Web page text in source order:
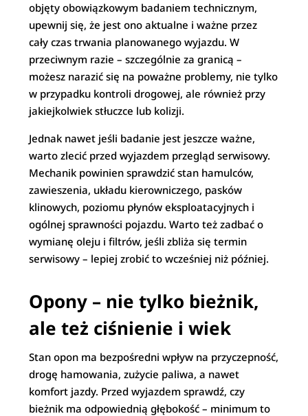
objęty obowiązkowym badaniem technicznym,
upewnij się, że jest ono aktualne i ważne przez
cały czas trwania planowanego wyjazdu. W
przeciwnym razie – szczególnie za granicą –
możesz narazić się na poważne problemy, nie tylko
w przypadku kontroli drogowej, ale również przy
jakiejkolwiek stłuczce lub kolizji.
Jednak nawet jeśli badanie jest jeszcze ważne,
warto zlecić przed wyjazdem przegląd serwisowy.
Mechanik powinien sprawdzić stan hamulców,
zawieszenia, układu kierowniczego, pasków
klinowych, poziomu płynów eksploatacyjnych i
ogólnej sprawności pojazdu. Warto też zadbać o
wymianę oleju i filtrów, jeśli zbliża się termin
serwisowy – lepiej zrobić to wcześniej niż później.
Opony – nie tylko bieżnik,
ale też ciśnienie i wiek
Stan opon ma bezpośredni wpływ na przyczepność,
drogę hamowania, zużycie paliwa, a nawet
komfort jazdy. Przed wyjazdem sprawdź, czy
bieżnik ma odpowiednią głębokość – minimum to